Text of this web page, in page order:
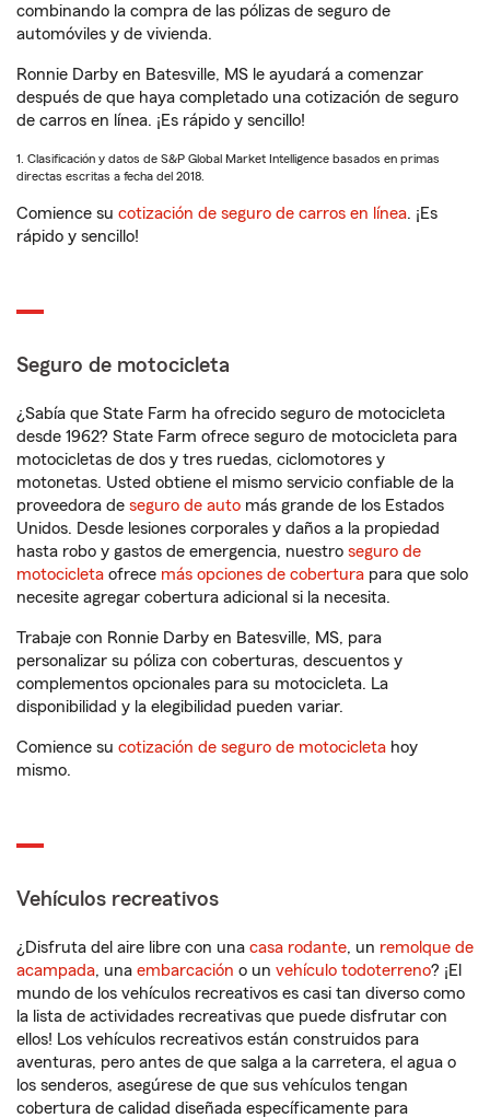
combinando la compra de las pólizas de seguro de
automóviles y de vivienda.
Ronnie Darby en Batesville, MS le ayudará a comenzar
después de que haya completado una cotización de seguro
de carros en línea. ¡Es rápido y sencillo!
1. Clasificación y datos de S&P Global Market Intelligence basados en primas
directas escritas a fecha del 2018.
Comience su cotización de seguro de carros en línea. ¡Es
rápido y sencillo!
Seguro de motocicleta
¿Sabía que State Farm ha ofrecido seguro de motocicleta
desde 1962? State Farm ofrece seguro de motocicleta para
motocicletas de dos y tres ruedas, ciclomotores y
motonetas. Usted obtiene el mismo servicio confiable de la
proveedora de seguro de auto más grande de los Estados
Unidos. Desde lesiones corporales y daños a la propiedad
hasta robo y gastos de emergencia, nuestro seguro de
motocicleta ofrece más opciones de cobertura para que solo
necesite agregar cobertura adicional si la necesita.
Trabaje con Ronnie Darby en Batesville, MS, para
personalizar su póliza con coberturas, descuentos y
complementos opcionales para su motocicleta. La
disponibilidad y la elegibilidad pueden variar.
Comience su cotización de seguro de motocicleta hoy
mismo.
Vehículos recreativos
¿Disfruta del aire libre con una casa rodante, un remolque de
acampada, una embarcación o un vehículo todoterreno? ¡El
mundo de los vehículos recreativos es casi tan diverso como
la lista de actividades recreativas que puede disfrutar con
ellos! Los vehículos recreativos están construidos para
aventuras, pero antes de que salga a la carretera, el agua o
los senderos, asegúrese de que sus vehículos tengan
cobertura de calidad diseñada específicamente para